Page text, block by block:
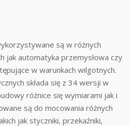
są w różnych
jak automatyka przemysłowa czy
w warunkach wilgotnych.
składa się z 34 wersji w
różnice się wymiarami jak i
są do mocowania różnych
jak styczniki, przekaźniki,